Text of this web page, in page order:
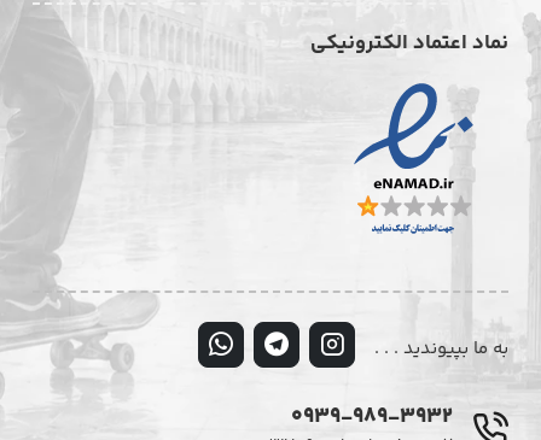
نماد اعتماد الکترونیکی
به ما بپیوندید . . .
0939-989-3932